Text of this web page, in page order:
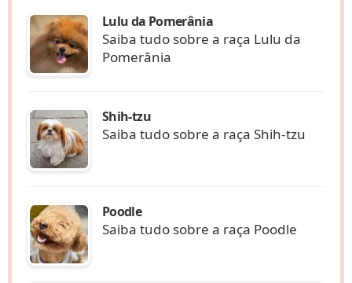
Lulu da Pomerânia
Saiba tudo sobre a raça Lulu da
Pomerânia
Shih-tzu
Saiba tudo sobre a raça Shih-tzu
Poodle
Saiba tudo sobre a raça Poodle